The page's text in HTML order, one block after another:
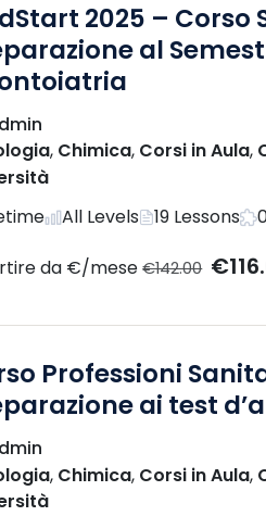
2025 – Corso
al
, Chimica, Corsi in Aula,
All Levels 19 Lessons
da €/mese €142.00
Professioni
ai test
, Chimica, Corsi in Aula,